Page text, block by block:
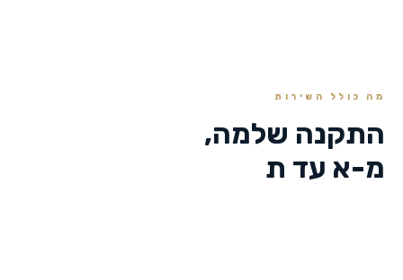
מה כולל השירות
התקנה שלמה,
מ-א עד ת